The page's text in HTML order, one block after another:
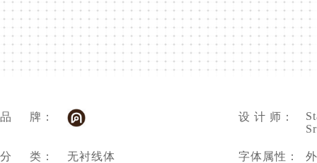
品 牌： 设 计 师：
分 类： 无衬线体 字体属性：